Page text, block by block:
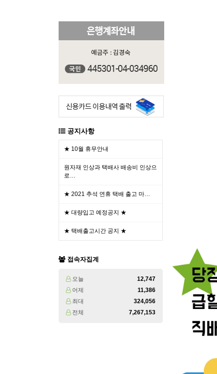
공지사항
★ 10월 휴무안내
원자재 인상과 택배사 배송비 인상으
로…
★ 2021 추석 연휴 택배 출고 마…
★ 대량입고 예정공지 ★
★ 택배출고시간 공지 ★
접속자집계
오늘
12,747
어제
11,386
최대
324,056
전체
7,267,153